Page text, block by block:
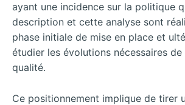
ayant une incidence sur la politique
description et cette analyse sont
phase initiale de mise en place et
étudier les évolutions nécessaires
qualité.
Ce positionnement implique de tirer